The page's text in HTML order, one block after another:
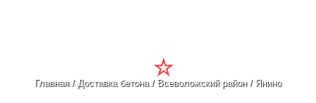
Главная / Доставка бетона / Всеволожский район / Янино